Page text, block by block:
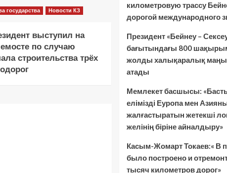
государства Новости КЗ
выступил на
по случаю
строительства трёх
километровую трассу
дорогой международного
Президент «Бейнеу –
бағытындағы 800
жолды халықаралық
атады
Мемлекет басшысы:
елімізді Еуропа мен
жалғастыратын жетекші
желінің біріне айналдыру»
Касым-Жомарт Токаев:« В
было построено и
тысяч километров дорог»